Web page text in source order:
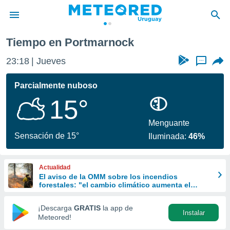
de
ha
que se
calidad.
a este
las
y
forma
digital
basada
Tiempo en Portmarnock
23:18 Jueves ...
Parcialmente nuboso
15°
Sensación de 15°
Menguante
Iluminada:46%
Actualidad
El aviso de la OMM sobre los incendios
forestales: "el cambio climático aumenta el
¡Descarga GRATIS la app de
Meteored!
Instalar